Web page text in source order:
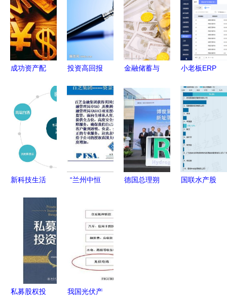
成功资产配
则 从客户
需求到动态
路径
投资高回报
金融储蓄与
构建财富增
长的平衡之
道
小老板ERP
能操作指南
——从入门
到精通
新科技生活
资航标的把
“兰州中恒
理咨询图
册”投资管
理为核心的
专业服务机
构深度解读
德国总理朔
国联水产股
私募股权投 我国光伏产